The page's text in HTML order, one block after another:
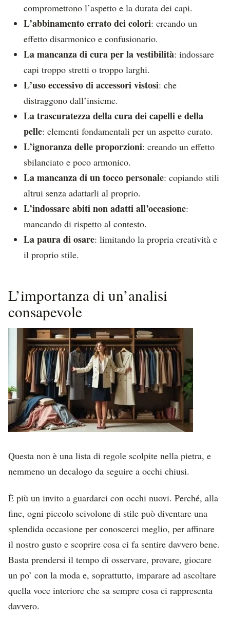
compromettono l’aspetto e la durata dei capi.
L’abbinamento errato dei colori: creando un
effetto disarmonico e confusionario.
La mancanza di cura per la vestibilità: indossare
capi troppo stretti o troppo larghi.
L’uso eccessivo di accessori vistosi: che
distraggono dall’insieme.
La trascuratezza della cura dei capelli e della
pelle: elementi fondamentali per un aspetto curato.
L’ignoranza delle proporzioni: creando un effetto
sbilanciato e poco armonico.
La mancanza di un tocco personale: copiando stili
altrui senza adattarli al proprio.
L’indossare abiti non adatti all’occasione:
mancando di rispetto al contesto.
La paura di osare: limitando la propria creatività e
il proprio stile.
L’importanza di un’analisi
consapevole
Questa non è una lista di regole scolpite nella pietra, e
nemmeno un decalogo da seguire a occhi chiusi.
È più un invito a guardarci con occhi nuovi. Perché, alla
fine, ogni piccolo scivolone di stile può diventare una
splendida occasione per conoscerci meglio, per affinare
il nostro gusto e scoprire cosa ci fa sentire davvero bene.
Basta prendersi il tempo di osservare, provare, giocare
un po’ con la moda e, soprattutto, imparare ad ascoltare
quella voce interiore che sa sempre cosa ci rappresenta
davvero.